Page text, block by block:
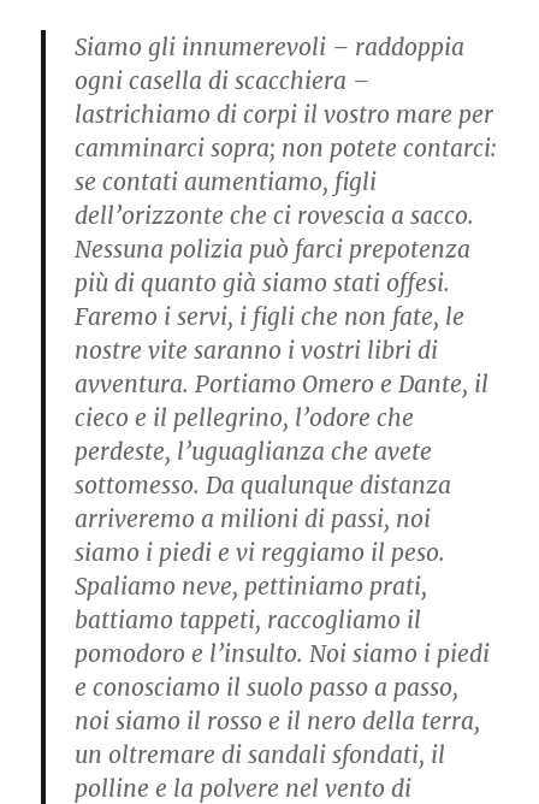
Siamo gli innumerevoli – raddoppia
ogni casella di scacchiera –
lastrichiamo di corpi il vostro mare per
camminarci sopra; non potete contarci:
se contati aumentiamo, figli
dell’orizzonte che ci rovescia a sacco.
Nessuna polizia può farci prepotenza
più di quanto già siamo stati offesi.
Faremo i servi, i figli che non fate, le
nostre vite saranno i vostri libri di
avventura. Portiamo Omero e Dante, il
cieco e il pellegrino, l’odore che
perdeste, l’uguaglianza che avete
sottomesso. Da qualunque distanza
arriveremo a milioni di passi, noi
siamo i piedi e vi reggiamo il peso.
Spaliamo neve, pettiniamo prati,
battiamo tappeti, raccogliamo il
pomodoro e l’insulto. Noi siamo i piedi
e conosciamo il suolo passo a passo,
noi siamo il rosso e il nero della terra,
un oltremare di sandali sfondati, il
polline e la polvere nel vento di